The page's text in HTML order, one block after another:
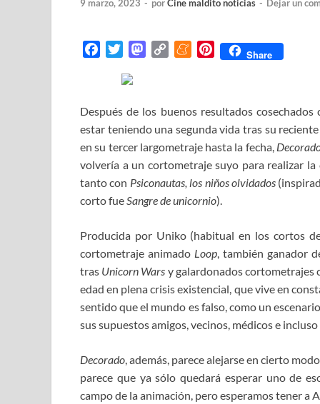
9 marzo, 2023 - porCine maldito noticias - Dejar un
b
o
o
k
i
t
e
r
M
o
d
o
n
L
i
n
k
M
a
m
e
P
e
r
e
s
t
Share
Después de los buenos resultados
estar teniendo una segunda vida tras su
en su tercer largometraje hasta la fecha,
volvería a un cortometraje suyo para realizar
tanto con Psiconautas, los niños olvidados
corto fueSangre de unicornio).
Producida por Uniko (habitual en los cortos
cortometraje animado Loop, también ganador
tras Unicorn Wars y galardonados cortometrajes
edad en plena crisis existencial, que vive en
sentido que el mundo es falso, como un
sus supuestos amigos, vecinos, médicos e
Decorado, además, parece alejarse en cierto
parece que ya sólo quedará esperar uno de
campo de la animación, pero esperamos tener